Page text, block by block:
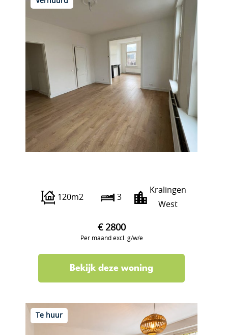
120m2 3
Kralingen
West
€ 2800
Per maand excl. g/w/e
Bekijk deze woning
Te huur